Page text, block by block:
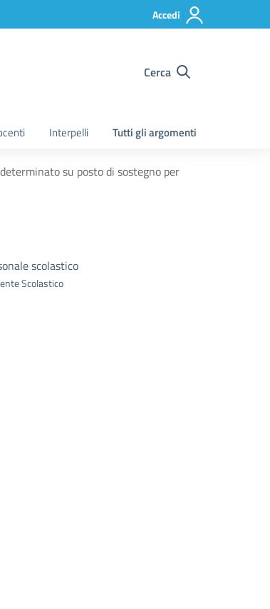
Accedi
Cerca
Interpelli Tutti gli argomenti
su posto di sostegno per
scolastico
Scolastico